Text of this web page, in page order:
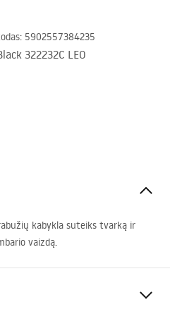
: 5902557384235
322232C LEO
kabykla suteiks tvarką ir
vaizdą.